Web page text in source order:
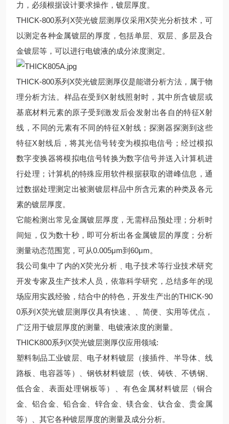
力，必须根据设计要求操作，镀层厚度。
THICK-800系列X荧光镀层测厚仪采用X荧光分析技术，可
以测定各种金属镀层的厚度，包括单层、双层、多层及合
金镀层等，可以进行电镀液的成分浓度测定。
THICK-800系列X荧光镀层测厚仪是能谱分析方法，属于物
理分析方法。样品在受到X射线照射时，其中所含镀层或
基底材料元素的原子受到激发后会发射出各自的特征X射
线，不同的元素有不同的特征X射线；探测器探测到这些
特征X射线后，将其光信号转变为模拟电信号；经过模拟
数字变换器将模拟电信号转换为数字信号并送入计算机进
行处理；计算机的特殊应用软件根据获取的谱峰信息，通
过数据处理测定出被测镀层样品中所含元素的种类及各元
素的镀层厚度。
它能检测出常见金属镀层厚度，无需样品预处理；分析时
间短，仅为数十秒，即可分析出各金属镀层的厚度；分析
测量动态范围宽，可从0.005μm到60μm。
我公司集中了内的X荧光分析﹑电子技术等行业技术研究
开发专家及生产技术人员，依靠科学研究，总结多年的现
场应用实践经验，结合中的特色，开发生产出的THICK-90
0系列X荧光镀层测厚仪具有快速、、简便、实用等优点，
广泛用于镀层厚度的测量、电镀液浓度的测量。
THICK800系列X荧光镀层测厚仪应用领域:
塑料制品工业镀层、电子材料镀层（接插件、半导体、线
路板、电容器等）、钢铁材料镀层（铁、铸铁、不锈钢、
低合金、表面处理钢板等）、有色金属材料镀层（铜合
金、铝合金、铅合金、锌合金、镁合金、钛合金、贵金属
等）、其它各种镀层厚度的测量及成分分析。